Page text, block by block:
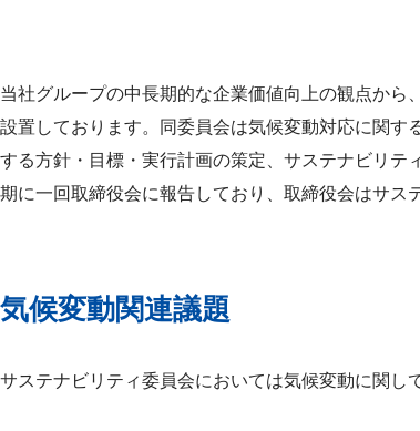
当社グループの中長期的な企業価値向上の観点か
設置しております。同委員会は気候変動対応に関す
する方針・目標・実行計画の策定、サステナビリ
期に一回取締役会に報告しており、取締役会はサス
気候変動関連議題
サステナビリティ委員会においては気候変動に関し